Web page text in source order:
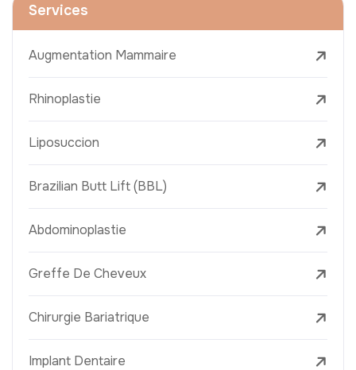
Services
Augmentation Mammaire
Rhinoplastie
Liposuccion
Brazilian Butt Lift (BBL)
Abdominoplastie
Greffe De Cheveux
Chirurgie Bariatrique
Implant Dentaire